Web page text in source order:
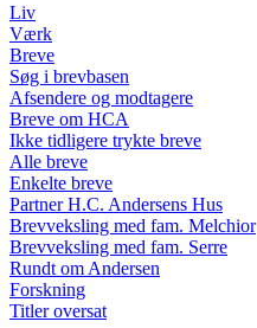
Liv
Værk
Breve
Søg i brevbasen
Afsendere og modtagere
Breve om HCA
Ikke tidligere trykte breve
Alle breve
Enkelte breve
Partner H.C. Andersens Hus
Brevveksling med fam. Melchior
Brevveksling med fam. Serre
Rundt om Andersen
Forskning
Titler oversat